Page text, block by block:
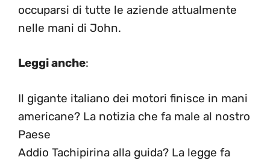
occuparsi di tutte le aziende attualmente
nelle mani di John.
Leggi anche:
Il gigante italiano dei motori finisce in mani
americane? La notizia che fa male al nostro
Paese
Addio Tachipirina alla guida? La legge fa